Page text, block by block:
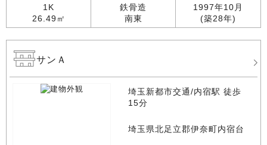
1K
26.49㎡
鉄骨造
南東
1997年10月
(築28年)
サンＡ
埼玉新都市交通/内宿駅 徒歩
15分
埼玉県北足立郡伊奈町内宿台